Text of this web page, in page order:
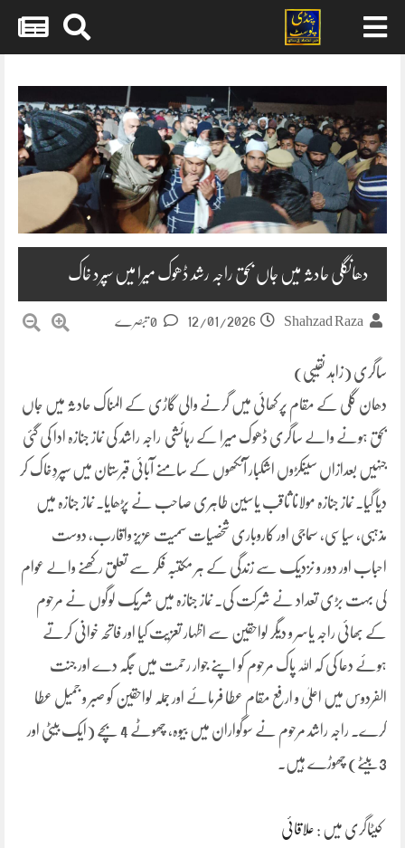
content
دھانگلی حادثہ میں جاں بحق راجہ رشد ڈھوک میرا میں سپرد خاک
Shahzad Raza
12/01/2026
ساگری (زاہد نقیبی)
دھان گلی کے مقام پر کھائی میں گرنے والی گاڑی کے المناک حادثہ میں جاں
بحق ہونے والے ساگری ڈھوک میرا کے رہائشی راجہ راشد کی نماز جنازہ ادا کی گئی
جنہیں بعدازاں سینکڑوں اشکبار آنکھوں کے سامنے آبائی قبرستان میں سپردِخاک کر
دیا گیا۔ نماز جنازہ مولانا ثاقب یاسین طاہری صاحب نے پڑھایا۔ نماز جنازہ میں
مذہبی، سیاسی، سماجی اور کاروباری شخصیات سمیت عزیز واقارب، دوست
احباب اور دور و نزدیک سے زندگی کے ہر مکتبہ فکر سے تعلق رکھنے والے عوام
کی بہت بڑی تعداد نے شرکت کی۔ نماز جنازہ میں شریک لوگوں نے مرحوم
کے بھائی راجہ یاسر و دیگر لواحقین سے اظہار تعزیت کیا اور فاتحہ خوانی کرتے
ہوئے دعا کی کہ اللہ پاک مرحوم کو اپنے جوار رحمت میں جگہ دے اور جنت
الفردوس میں اعلیٰ و ارفع مقام عطا فرمائے اور جملہ لواحقین کو صبر و جمیل عطا
کرے۔ راجہ راشد مرحوم نے سوگواران میں بیوہ، چھوٹے 4 بچے (ایک بیٹی اور
3 بیٹے) چھوڑے ہیں۔
کیٹاگری میں : علاقائی